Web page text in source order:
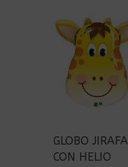
GLOBO JIRAFA
CON HELIO